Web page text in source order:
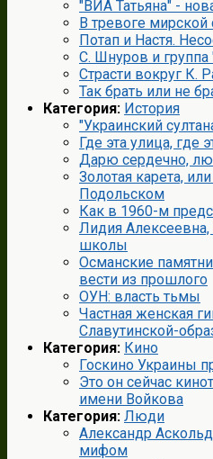
"ВИА Татьяна" -
В тревоге
Потап и Настя.
С. Шнуров и группа
Страсти вокруг К.
Так брать или не
Категория: История
"Украинский
Где эта улица, где
Дарю сердечно,
Золотая карета,
Подольском
Как в 1960-м
Лидия
школы
Османские
вести из прошлого
ОУН: власть тьмы
Частная женская
Славутинской-
Категория: Кино
Госкино Украины
Это он сейчас
имени Войкова
Категория: Люди
Александр
мифом